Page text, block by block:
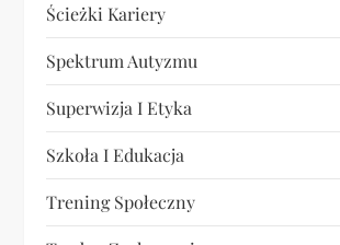
Ścieżki Kariery
Spektrum Autyzmu
Superwizja I Etyka
Szkoła I Edukacja
Trening Społeczny